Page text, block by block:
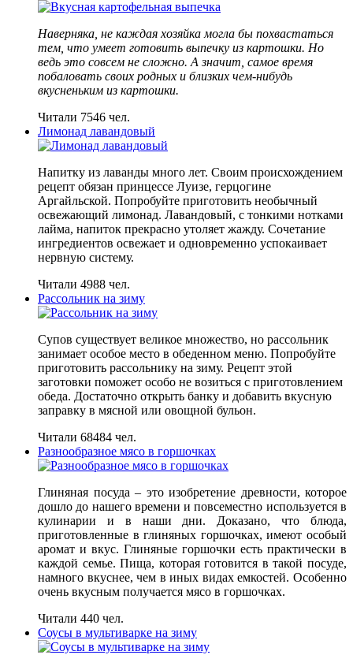
Наверняка, не каждая хозяйка могла бы похвастаться
тем, что умеет готовить выпечку из картошки. Но
ведь это совсем не сложно. А значит, самое время
побаловать своих родных и близких чем-нибудь
вкусненьким из картошки.
Читали 7546 чел.
Лимонад лавандовый
Напитку из лаванды много лет. Своим происхождением
рецепт обязан принцессе Луизе, герцогине
Аргайльской. Попробуйте приготовить необычный
освежающий лимонад. Лавандовый, с тонкими нотками
лайма, напиток прекрасно утоляет жажду. Сочетание
ингредиентов освежает и одновременно успокаивает
нервную систему.
Читали 4988 чел.
Рассольник на зиму
Супов существует великое множество, но рассольник
занимает особое место в обеденном меню. Попробуйте
приготовить рассольнику на зиму. Рецепт этой
заготовки поможет особо не возиться с приготовлением
обеда. Достаточно открыть банку и добавить вкусную
заправку в мясной или овощной бульон.
Читали 68484 чел.
Разнообразное мясо в горшочках
Глиняная посуда – это изобретение древности, которое
дошло до нашего времени и повсеместно используется в
кулинарии и в наши дни. Доказано, что блюда,
приготовленные в глиняных горшочках, имеют особый
аромат и вкус. Глиняные горшочки есть практически в
каждой семье. Пища, которая готовится в такой посуде,
намного вкуснее, чем в иных видах емкостей. Особенно
очень вкусным получается мясо в горшочках.
Читали 440 чел.
Соусы в мультиварке на зиму